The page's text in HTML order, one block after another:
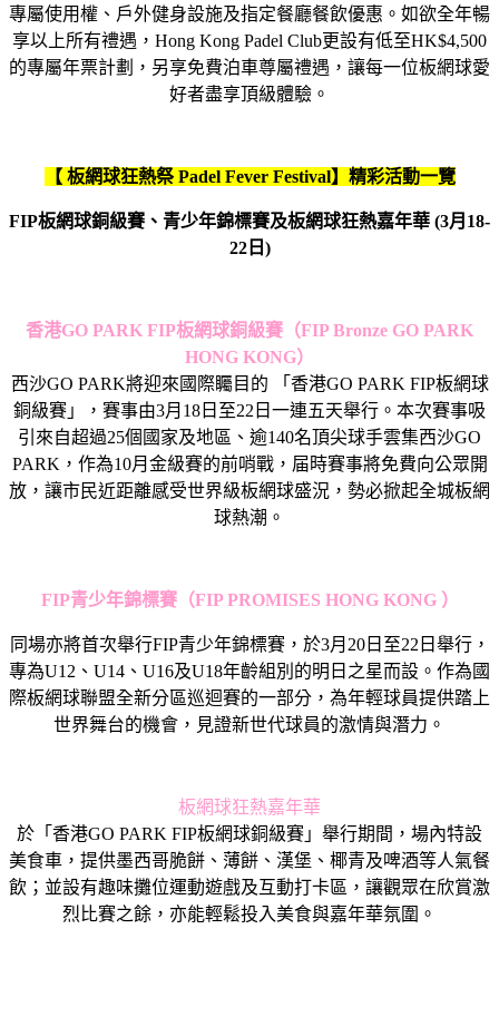
專屬使用權、戶外健身設施及指定餐廳餐飲優惠。如欲全年暢
享以上所有禮遇，Hong Kong Padel Club更設有低至HK$4,500
的專屬年票計劃，另享免費泊車尊屬禮遇，讓每一位板網球愛
好者盡享頂級體驗。
【 板網球狂熱祭 Padel Fever Festival】精彩活動一覽
FIP板網球銅級賽、青少年錦標賽及板網球狂熱嘉年華 (3月18-
22日)
香港GO PARK FIP板網球銅級賽 （FIP Bronze GO PARK
HONG KONG）
西沙GO PARK將迎來國際矚目的 「香港GO PARK FIP板網球
銅級賽」，賽事由3月18日至22日一連五天舉行。本次賽事吸
引來自超過25個國家及地區、逾140名頂尖球手雲集西沙GO
PARK，作為10月金級賽的前哨戰，届時賽事將免費向公眾開
放，讓市民近距離感受世界級板網球盛況，勢必掀起全城板網
球熱潮。
FIP青少年錦標賽（FIP PROMISES HONG KONG ）
同場亦將首次舉行FIP青少年錦標賽，於3月20日至22日舉行，
專為U12、U14、U16及U18年齡組別的明日之星而設。作為國
際板網球聯盟全新分區巡迴賽的一部分，為年輕球員提供踏上
世界舞台的機會，見證新世代球員的激情與潛力。
板網球狂熱嘉年華
於「香港GO PARK FIP板網球銅級賽」舉行期間，場內特設
美食車，提供墨西哥脆餅、薄餅、漢堡、椰青及啤酒等人氣餐
飲；並設有趣味攤位運動遊戲及互動打卡區，讓觀眾在欣賞激
烈比賽之餘，亦能輕鬆投入美食與嘉年華氛圍。